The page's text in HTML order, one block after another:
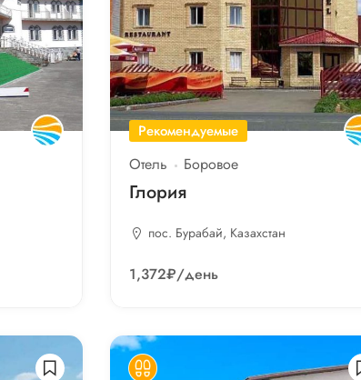
Рекомендуемые
Отель Боровое
Глория
пос. Бурабай, Казахстан
1,372₽/день